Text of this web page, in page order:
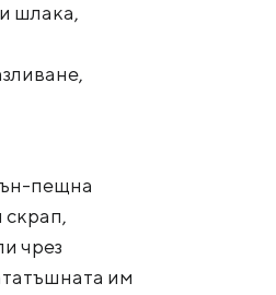
шлака,
пещна
скрап,
чрез
им